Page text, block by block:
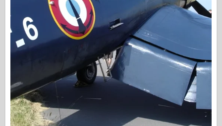
Publicación de Osprey
Señal de escuadrón
Potencia del tanque
Camiones y tanques
Waffen-Arsenal
Wydawnictwo Militaria
Maquetas
Academia